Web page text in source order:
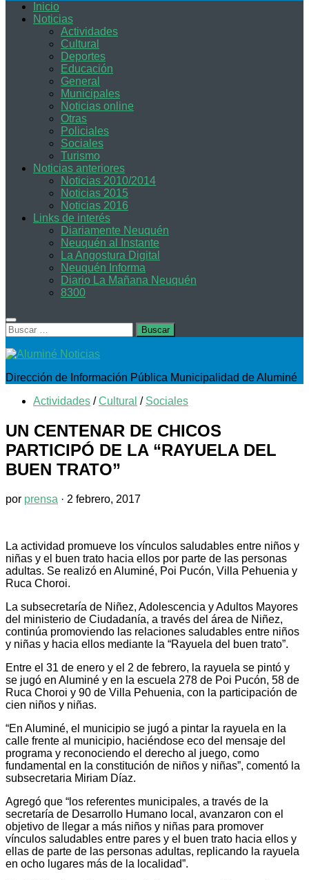
Inicio
Noticias
Actividades
Cultural
Deportes
Educación
General
Municipales
Noticias online
Otras
Policiales
Sociales
Turismo
Noticias anteriores
Noticias 2010/2014
Noticias 2015
Noticias 2016
Links de interés
Diariamente Neuquén
Neuquén al Instante
La Angostura Digital
Neuquén Informa
Diario La Mañana Neuquén
8300
Buscar:
Dirección de Información Pública Municipalidad de Aluminé
Actividades / Cultural / Sociales
UN CENTENAR DE CHICOS
PARTICIPÓ DE LA “RAYUELA DEL
BUEN TRATO”
por prensa · 2 febrero, 2017
La actividad promueve los vínculos saludables entre niños y
niñas y el buen trato hacia ellos por parte de las personas
adultas. Se realizó en Aluminé, Poi Pucón, Villa Pehuenia y
Ruca Choroi.
La subsecretaría de Niñez, Adolescencia y Adultos Mayores
del ministerio de Ciudadanía, a través del área de Niñez,
continúa promoviendo las relaciones saludables entre niños
y niñas y hacia ellos mediante la “Rayuela del buen trato”.
Entre el 31 de enero y el 2 de febrero, la rayuela se pintó y
se jugó en Aluminé y en la escuela 278 de Poi Pucón, 58 de
Ruca Choroi y 90 de Villa Pehuenia, con la participación de
cien niños y niñas.
“En Aluminé, el municipio se jugó a pintar la rayuela en la
calle frente al municipio, haciéndose eco del mensaje del
programa y reconociendo el derecho al juego, como
fundamental en la constitución de niños y niñas”, comentó la
subsecretaria Miriam Díaz.
Agregó que “los referentes municipales, a través de la
secretaría de Desarrollo Humano local, avanzaron con el
objetivo de llegar a más niños y niñas para promover
vínculos saludables entre pares y el buen trato hacia ellos y
ellas de parte de las personas adultas, replicando la rayuela
en ocho lugares más de la localidad”.